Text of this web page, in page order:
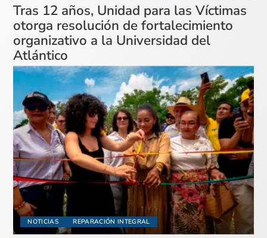
Tras 12 años, Unidad para las Víctimas
otorga resolución de fortalecimiento
organizativo a la Universidad del
Atlántico
NOTICIAS REPARACIÓN INTEGRAL